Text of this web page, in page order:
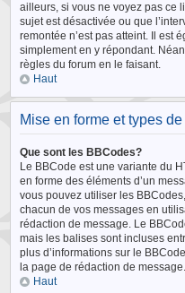
ailleurs, si vous ne voyez pas ce
sujet est désactivée ou que
remontée n’est pas atteint. Il est
simplement en y répondant.
règles du forum en le faisant.
Haut
Mise en forme et types
Que sont les BBCodes?
Le BBCode est une variante du
en forme des éléments d’un
vous pouvez utiliser les
chacun de vos messages en
rédaction de message. Le
mais les balises sont incluses
plus d’informations sur le
la page de rédaction de message.
Haut